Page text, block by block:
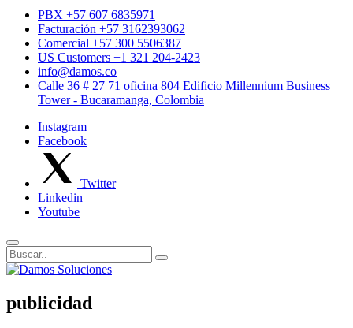
PBX +57 607 6835971
Facturación +57 3162393062
Comercial +57 300 5506387
US Customers +1 321 204-2423
info@damos.co
Calle 36 # 27 71 oficina 804 Edificio Millennium Business
Tower - Bucaramanga, Colombia
Instagram
Facebook
Twitter
Linkedin
Youtube
publicidad